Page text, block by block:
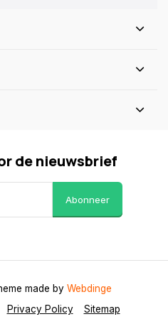
de nieuwsbrief
Abonneer
Privacy Policy Sitemap
made by Webdinge